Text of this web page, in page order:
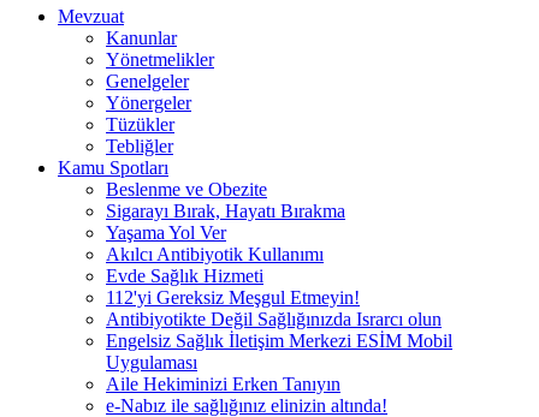
Mevzuat
Kanunlar
Yönetmelikler
Genelgeler
Yönergeler
Tüzükler
Tebliğler
Kamu Spotları
Beslenme ve Obezite
Sigarayı Bırak, Hayatı Bırakma
Yaşama Yol Ver
Akılcı Antibiyotik Kullanımı
Evde Sağlık Hizmeti
112'yi Gereksiz Meşgul Etmeyin!
Antibiyotikte Değil Sağlığınızda Israrcı olun
Engelsiz Sağlık İletişim Merkezi ESİM Mobil
Uygulaması
Aile Hekiminizi Erken Tanıyın
e-Nabız ile sağlığınız elinizin altında!